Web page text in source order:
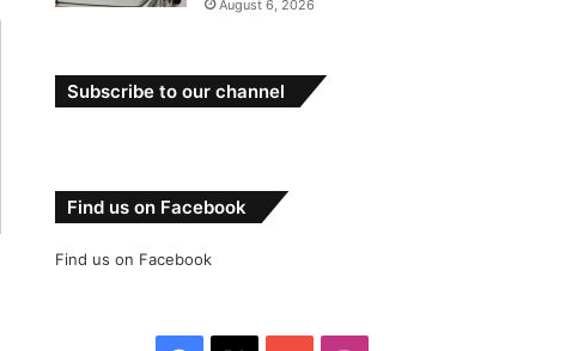
August 6, 2026
Subscribe to our channel
Find us on Facebook
Find us on Facebook